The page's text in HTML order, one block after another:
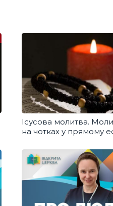
Ісусова молитва.
на чотках у прямому